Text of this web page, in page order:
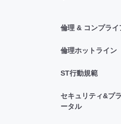
倫理 & コンプライ
倫理ホットライン
ST行動規範
セキュリティ&プ
ータル